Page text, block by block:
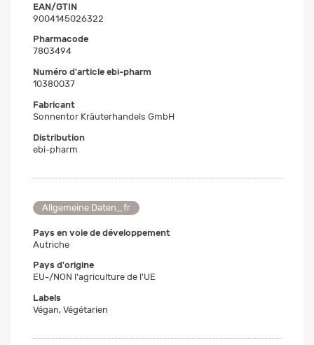
EAN/GTIN
9004145026322
Pharmacode
7803494
Numéro d'article ebi-pharm
10380037
Fabricant
Sonnentor Kräuterhandels GmbH
Distribution
ebi-pharm
Allgemeine Daten_fr
Pays en voie de développement
Autriche
Pays d'origine
EU-/NON l'agriculture de l'UE
Labels
Végan, Végétarien